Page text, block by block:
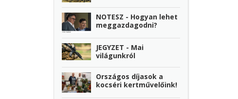
NOTESZ - Hogyan lehet
meggazdagodni?
JEGYZET - Mai
világunkról
Országos díjasok a
kocséri kertművelőink!